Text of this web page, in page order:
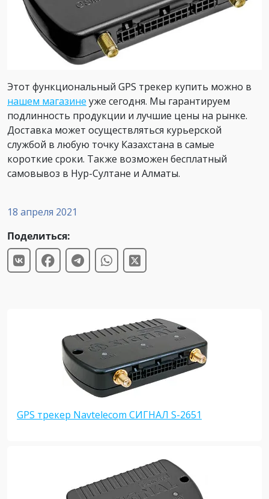
18 апреля 2021
Поделиться:
GPS трекер Navtelecom СИГНАЛ S-2651
Этот функциональный GPS трекер купить можно в
нашем магазине уже сегодня. Мы гарантируем
подлинность продукции и лучшие цены на рынке.
Доставка может осуществляться курьерской
службой в любую точку Казахстана в самые
короткие сроки. Также возможен бесплатный
самовывоз в Нур-Султане и Алматы.